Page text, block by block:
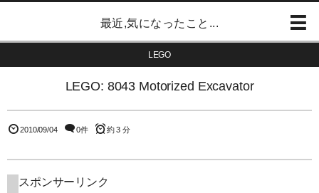
最近,気になったこと...
LEGO
LEGO: 8043 Motorized Excavator
2010/09/04 0件 約 3 分
スポンサーリンク